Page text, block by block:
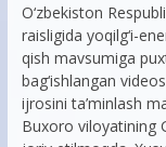
O‘zbekiston
raisligida yoqilg‘i-
qish mavsumiga
bag‘ishlangan
ijrosini ta’minlash
Buxoro viloyatining